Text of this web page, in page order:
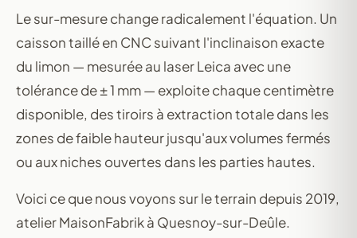
Le sur-mesure change radicalement l'équation. Un
caisson taillé en CNC suivant l'inclinaison exacte
du limon — mesurée au laser Leica avec une
tolérance de ± 1 mm — exploite chaque centimètre
disponible, des tiroirs à extraction totale dans les
zones de faible hauteur jusqu'aux volumes fermés
ou aux niches ouvertes dans les parties hautes.
Voici ce que nous voyons sur le terrain depuis 2019,
atelier MaisonFabrik à Quesnoy-sur-Deûle.